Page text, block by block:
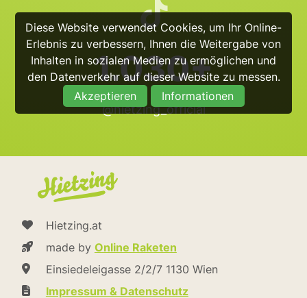
Diese Website verwendet Cookies, um Ihr Online-
Erlebnis zu verbessern, Ihnen die Weitergabe von
Inhalten in sozialen Medien zu ermöglichen und
den Datenverkehr auf dieser Website zu messen.
Akzeptieren
Informationen
1.030+
@hietzing_official
Hietzing.at
made by Online Raketen
Einsiedeleigasse 2/2/7 1130 Wien
Impressum & Datenschutz